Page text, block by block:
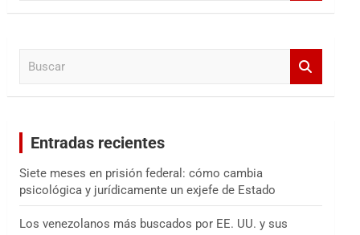
Entradas recientes
Siete meses en prisión federal: cómo cambia
psicológica y jurídicamente un exjefe de Estado
Los venezolanos más buscados por EE. UU. y sus